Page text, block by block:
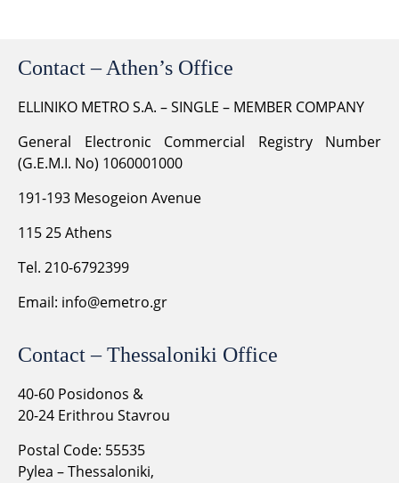
Contact – Athen’s Office
ELLINIKO METRO S.A. – SINGLE – MEMBER COMPANY
General Electronic Commercial Registry Number
(G.E.M.I. No) 1060001000
191-193 Mesogeion Avenue
115 25 Athens
Tel. 210-6792399
Email: info@emetro.gr
Contact – Thessaloniki Office
40-60 Posidonos &
20-24 Erithrou Stavrou
Postal Code: 55535
Pylea – Thessaloniki,